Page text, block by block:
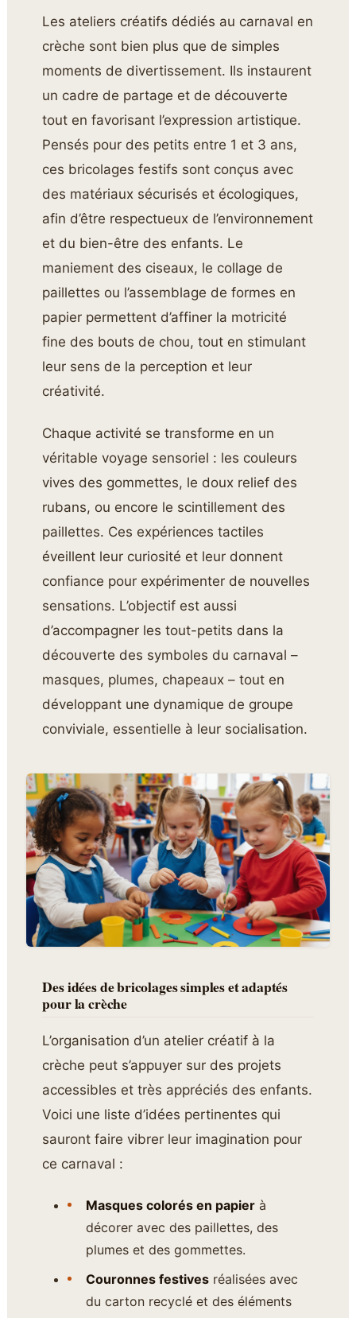
Les ateliers créatifs dédiés au carnaval en
crèche sont bien plus que de simples
moments de divertissement. Ils instaurent
un cadre de partage et de découverte
tout en favorisant l’expression artistique.
Pensés pour des petits entre 1 et 3 ans,
ces bricolages festifs sont conçus avec
des matériaux sécurisés et écologiques,
afin d’être respectueux de l’environnement
et du bien-être des enfants. Le
maniement des ciseaux, le collage de
paillettes ou l’assemblage de formes en
papier permettent d’affiner la motricité
fine des bouts de chou, tout en stimulant
leur sens de la perception et leur
créativité.
Chaque activité se transforme en un
véritable voyage sensoriel : les couleurs
vives des gommettes, le doux relief des
rubans, ou encore le scintillement des
paillettes. Ces expériences tactiles
éveillent leur curiosité et leur donnent
confiance pour expérimenter de nouvelles
sensations. L’objectif est aussi
d’accompagner les tout-petits dans la
découverte des symboles du carnaval –
masques, plumes, chapeaux – tout en
développant une dynamique de groupe
conviviale, essentielle à leur socialisation.
Des idées de bricolages simples et adaptés
pour la crèche
L’organisation d’un atelier créatif à la
crèche peut s’appuyer sur des projets
accessibles et très appréciés des enfants.
Voici une liste d’idées pertinentes qui
sauront faire vibrer leur imagination pour
ce carnaval :
Masques colorés en papierà
décorer avec des paillettes, des
plumes et des gommettes.
Couronnes festivesréalisées avec
du carton recyclé et des éléments